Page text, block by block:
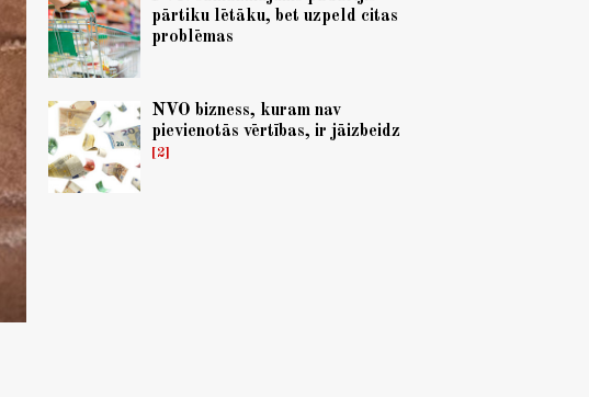
pārtiku lētāku, bet uzpeld citas
problēmas
NVO bizness, kuram nav
pievienotās vērtības, ir jāizbeidz
2